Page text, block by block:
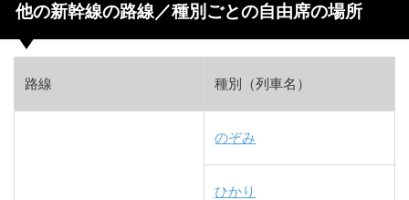
他の新幹線の路線／種別ごとの自由席の場所
路線 種別（列車名）
のぞみ
ひかり